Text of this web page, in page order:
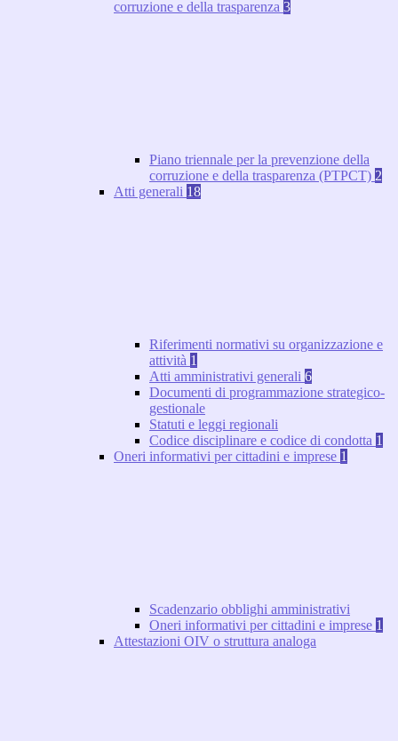
corruzione e della trasparenza 3
Piano triennale per la prevenzione della
corruzione e della trasparenza (PTPCT) 2
Atti generali 18
Riferimenti normativi su organizzazione e
attività 1
Atti amministrativi generali 6
Documenti di programmazione strategico-
gestionale
Statuti e leggi regionali
Codice disciplinare e codice di condotta 1
Oneri informativi per cittadini e imprese 1
Scadenzario obblighi amministrativi
Oneri informativi per cittadini e imprese 1
Attestazioni OIV o struttura analoga